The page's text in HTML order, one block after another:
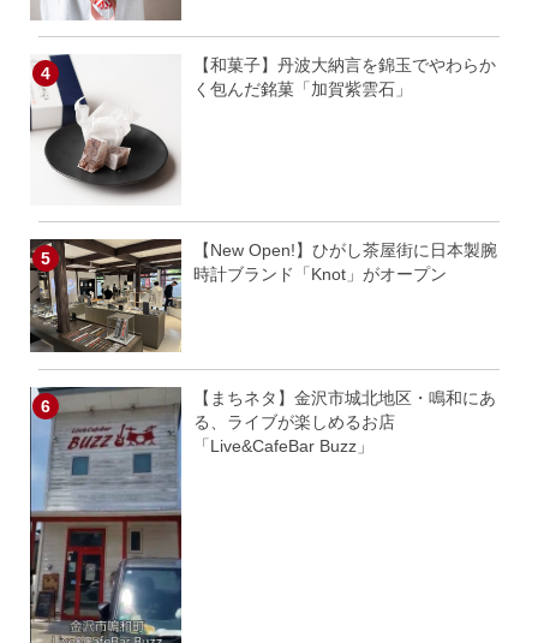
【和菓子】丹波大納言を錦玉でやわらか
く包んだ銘菓「加賀紫雲石」
【New Open!】ひがし茶屋街に日本製腕
時計ブランド「Knot」がオープン
【まちネタ】金沢市城北地区・鳴和にあ
る、ライブが楽しめるお店
「Live&CafeBar Buzz」